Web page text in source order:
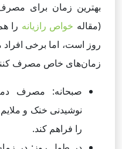
بهترین زمان برای
(مقاله خواص رازیانه را
روز است، اما برخی
زمان‌های خاص مصرف
صبحانه: مصرف
نوشیدنی خنک و
را فراهم کند.